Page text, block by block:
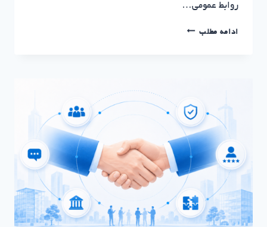
روابط عمومی…
ادامه مطلبروابط
تخصصی
روابط
عمومی
ثمسکن